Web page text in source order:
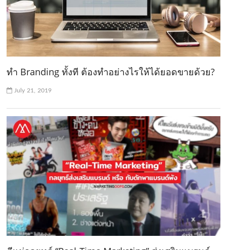
ทำ Branding ทั้งที ต้องทำอย่างไรให้ได้ยอดขายด้วย?
July 21, 2019